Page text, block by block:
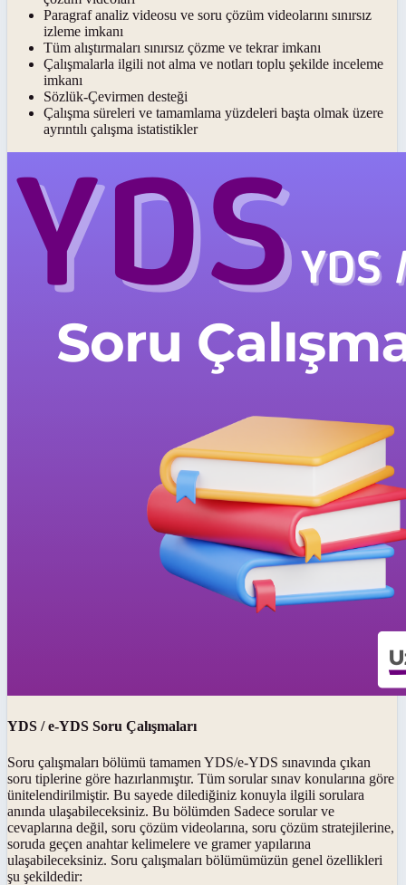
Paragraf analiz videosu ve soru çözüm videolarını sınırsız
izleme imkanı
Tüm alıştırmaları sınırsız çözme ve tekrar imkanı
Çalışmalarla ilgili not alma ve notları toplu şekilde inceleme
imkanı
Sözlük-Çevirmen desteği
Çalışma süreleri ve tamamlama yüzdeleri başta olmak üzere
ayrıntılı çalışma istatistikler
YDS / e-YDS Soru Çalışmaları
Soru çalışmaları bölümü tamamen YDS/e-YDS sınavında çıkan
soru tiplerine göre hazırlanmıştır. Tüm sorular sınav konularına göre
ünitelendirilmiştir. Bu sayede dilediğiniz konuyla ilgili sorulara
anında ulaşabileceksiniz. Bu bölümden Sadece sorular ve
cevaplarına değil, soru çözüm videolarına, soru çözüm stratejilerine,
soruda geçen anahtar kelimelere ve gramer yapılarına
ulaşabileceksiniz. Soru çalışmaları bölümümüzün genel özellikleri
şu şekildedir: